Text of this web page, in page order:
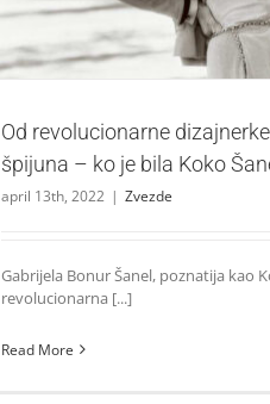
Od revolucionarne
špijuna – ko je bila Koko
april 13th, 2022 | Zvezde
Gabrijela Bonur Šanel, poznatija kao
revolucionarna [...]
Read More